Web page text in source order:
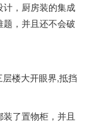
，厨房装的集成
，并且还不会破
了置物柜，并且